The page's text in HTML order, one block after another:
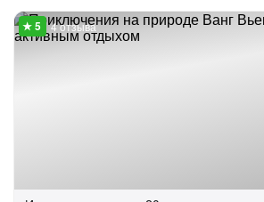
4 отзыва